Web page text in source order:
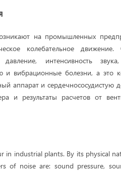
на промышленных
колебательное движение.
интенсивность звука,
вибрационные болезни, а это
аппарат и сердечнососудистую
и результаты расчетов от
industrial plants. By its physical
of noise are: sound pressure,